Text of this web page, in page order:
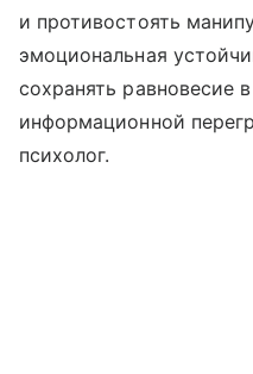
и противостоять
эмоциональная
сохранять равновесие
информационной
психолог.